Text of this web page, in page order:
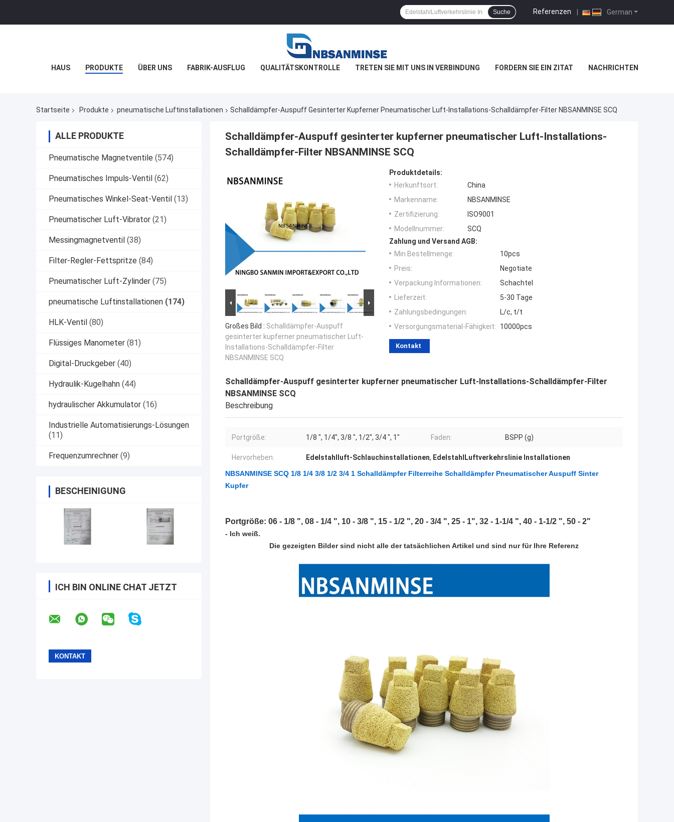
German
Referenzen |
Suche
HAUS PRODUKTE ÜBER UNS FABRIK-AUSFLUG QUALITÄTSKONTROLLE TRETEN SIE MIT UNS IN VERBINDUNG FORDERN SIE EIN ZITAT NACHRICHTEN
Startseite Produkte pneumatische Luftinstallationen Schalldämpfer-Auspuff Gesinterter Kupferner Pneumatischer Luft-Installations-Schalldämpfer-Filter NBSANMINSE SCQ
ALLE PRODUKTE
Pneumatische Magnetventile (574)
Pneumatisches Impuls-Ventil (62)
Pneumatisches Winkel-Seat-Ventil (13)
Pneumatischer Luft-Vibrator (21)
Messingmagnetventil (38)
Filter-Regler-Fettspritze (84)
Pneumatischer Luft-Zylinder (75)
pneumatische Luftinstallationen (174)
HLK-Ventil (80)
Flüssiges Manometer (81)
Digital-Druckgeber (40)
Hydraulik-Kugelhahn (44)
hydraulischer Akkumulator (16)
Industrielle Automatisierungs-Lösungen
(11)
Frequenzumrechner (9)
BESCHEINIGUNG
ICH BIN ONLINE CHAT JETZT
Schalldämpfer-Auspuff gesinterter kupferner pneumatischer Luft-Installations-
Schalldämpfer-Filter NBSANMINSE SCQ
Großes Bild : Schalldämpfer-Auspuff
gesinterter kupferner pneumatischer Luft-
Installations-Schalldämpfer-Filter
NBSANMINSE SCQ
Produktdetails:
Herkunftsort:
China
Markenname:
NBSANMINSE
Zertifizierung:
ISO9001
Modellnummer:
SCQ
Zahlung und Versand AGB:
Min Bestellmenge:
10pcs
Preis:
Negotiate
Verpackung Informationen:
Schachtel
Lieferzeit:
5-30 Tage
Zahlungsbedingungen:
L/c, t/t
Versorgungsmaterial-Fähigkeit:
10000pcs
Kontakt
Schalldämpfer-Auspuff gesinterter kupferner pneumatischer Luft-Installations-Schalldämpfer-Filter
NBSANMINSE SCQ
Beschreibung
Portgröße: 1/8 ", 1/4", 3/8 ", 1/2", 3/4 ", 1" Faden: BSPP (g)
Hervorheben: Edelstahlluft-Schlauchinstallationen, EdelstahlLuftverkehrslinie Installationen
NBSANMINSE SCQ 1/8 1/4 3/8 1/2 3/4 1 Schalldämpfer Filterreihe Schalldämpfer Pneumatischer Auspuff Sinter
Kupfer
Portgröße: 06 - 1/8 ", 08 - 1/4 ", 10 - 3/8 ", 15 - 1/2 ", 20 - 3/4 ", 25 - 1", 32 - 1-1/4 ", 40 - 1-1/2 ", 50 - 2"
- Ich weiß.
Die gezeigten Bilder sind nicht alle der tatsächlichen Artikel und sind nur für Ihre Referenz